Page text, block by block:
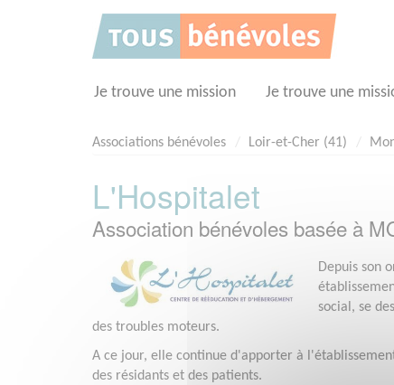
Je trouve une mission Je trouve une
Associations bénévoles Loir-et-Cher (41)
L'Hospitalet
Association bénévoles basée à
Depuis son
social, se
des troubles moteurs.
A ce jour, elle continue d'apporter à
des résidants et des patients.